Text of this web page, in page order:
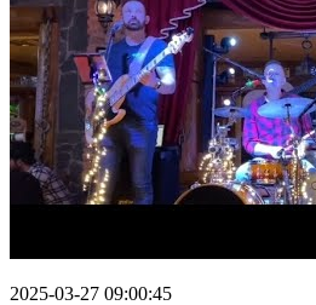
2025-03-27 09:00:45